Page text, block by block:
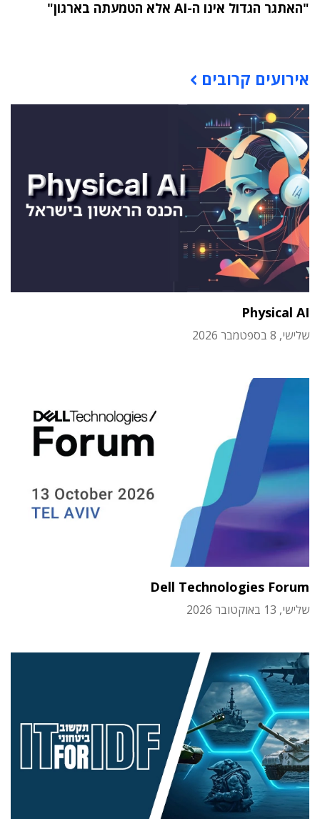
"האתגר הגדול אינו ה-AI אלא הטמעתה בארגון"
אירועים קרובים
Physical AI
שלישי, 8 בספטמבר 2026
Dell Technologies Forum
שלישי, 13 באוקטובר 2026